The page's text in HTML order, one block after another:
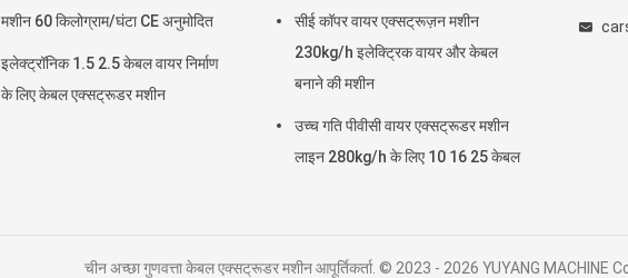
मशीन 60 किलोग्राम/घंटा CE अनुमोदित
इलेक्ट्रॉनिक 1.5 2.5 केबल वायर निर्माण
के लिए केबल एक्सट्रूडर मशीन
सीई कॉपर वायर एक्सट्रूज़न मशीन
230kg/h इलेक्ट्रिक वायर और केबल
बनाने की मशीन
उच्च गति पीवीसी वायर एक्सट्रूडर मशीन
लाइन 280kg/h के लिए 10 16 25 केबल
चीन अच्छा गुणवत्ता केबल एक्सट्रूडर मशीन आपूर्तिकर्ता. © 2023 - 2026 YUYANG MACHINE